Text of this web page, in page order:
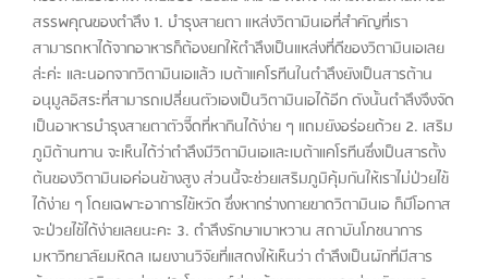
สรรพคุณของตำลึง 1. บำรุงสายตา แหล่งวิตามินเอที่สำคัญที่เรา
สามารถหาได้จากอาหารก็ต้องยกให้ตำลึงเป็นแหล่งที่ดีของวิตามินเอเลย
ล่ะค่ะ และนอกจากวิตามินเอแล้ว เบต้าแคโรทีนในตำลึงยังเป็นสารต้าน
อนุมูลอิสระที่สามารถเปลี่ยนตัวเองเป็นวิตามินเอได้อีก ดังนั้นตำลึงจึงจัด
เป็นอาหารบำรุงสายตาตัวจี๊ดที่หากินได้ง่าย ๆ แถมยังอร่อยด้วย 2. เสริม
ภูมิต้านทาน จะเห็นได้ว่าตำลึงมีวิตามินเอและเบต้าแคโรทีนซึ่งเป็นสารตั้ง
ต้นของวิตามินเอค่อนข้างสูง ส่วนนี้จะช่วยเสริมภูมิคุ้มกันให้เราไม่ป่วยไข้
ได้ง่าย ๆ โดยเฉพาะอาการไข้หวัด ซึ่งหากร่างกายขาดวิตามินเอ ก็มีโอกาส
จะป่วยไข้ได้ง่ายเลยนะคะ 3. ตำลึงรักษาเบาหวาน สถาบันโภชนาการ
มหาวิทยาลัยมหิดล เผยงานวิจัยที่แสดงให้เห็นว่า ตำลึงเป็นผักที่มีสาร